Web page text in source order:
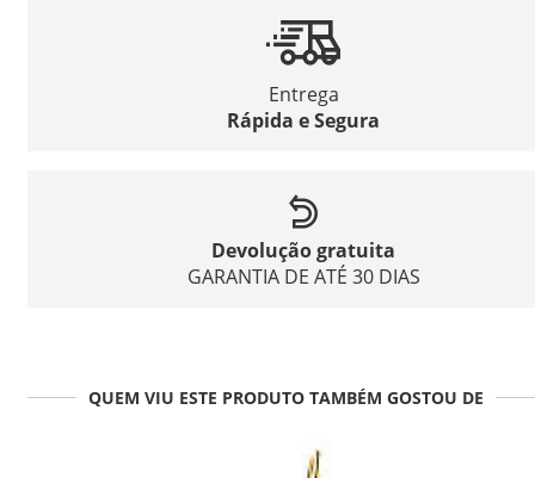
Entrega
Rápida e Segura
Devolução gratuita
GARANTIA DE ATÉ 30 DIAS
QUEM VIU ESTE PRODUTO TAMBÉM GOSTOU DE